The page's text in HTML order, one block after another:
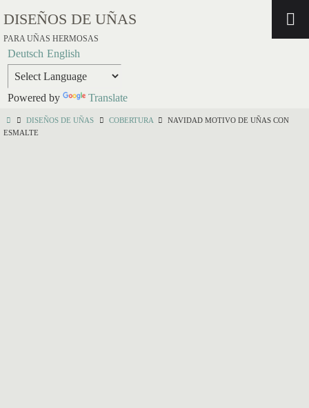
DISEÑOS DE UÑAS
PARA UÑAS HERMOSAS
Deutsch English
Powered by Translate
DISEÑOS DE UÑAS COBERTURA
NAVIDAD MOTIVO DE UÑAS CON
ESMALTE